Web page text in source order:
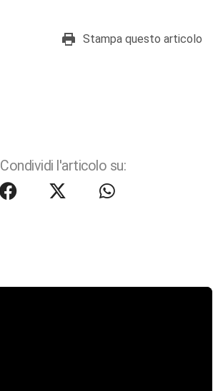
Stampa questo articolo
Condividi l'articolo su: